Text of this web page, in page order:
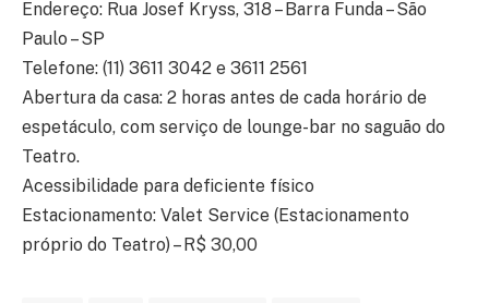
Endereço: Rua Josef Kryss, 318 – Barra Funda – São
Paulo – SP
Telefone: (11) 3611 3042 e 3611 2561
Abertura da casa: 2 horas antes de cada horário de
espetáculo, com serviço de lounge-bar no saguão do
Teatro.
Acessibilidade para deficiente físico
Estacionamento: Valet Service (Estacionamento
próprio do Teatro) – R$ 30,00